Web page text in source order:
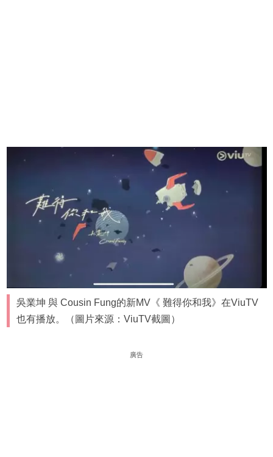
吳業坤 與 Cousin Fung的新MV《 難得你和我》在ViuTV
也有播放。（圖片來源：ViuTV截圖）
廣告